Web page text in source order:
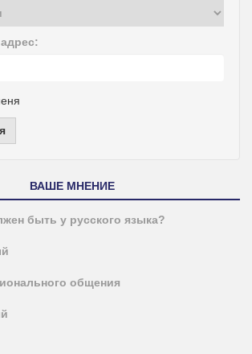
ВАШЕ МНЕНИЕ
быть у русского языка?
общения